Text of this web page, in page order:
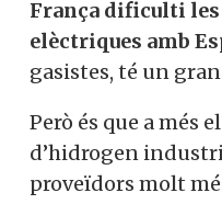
producció que
centrals nuclears, i
la xarxa en hores
que França
elèctriques amb
gasistes, té un